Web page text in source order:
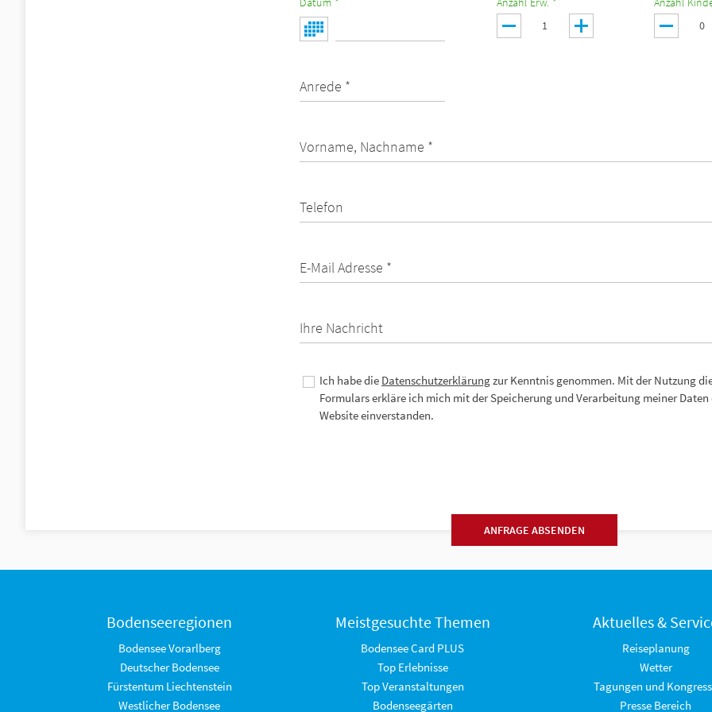
Anrede *
Vorname, Nachname *
Telefon
E-Mail Adresse *
Ihre Nachricht
Ich habe die Datenschutzerklärungzur Kenntnis genommen. Mit der Nutzung
Formulars erkläre ich mich mit der Speicherung und Verarbeitung meiner Daten
Website einverstanden.
ANFRAGE ABSENDEN
Bodenseeregionen
Bodensee Vorarlberg
Deutscher Bodensee
Fürstentum Liechtenstein
Westlicher Bodensee
Meistgesuchte Themen
Bodensee Card PLUS
Top Erlebnisse
Top Veranstaltungen
Bodenseegärten
Aktuelles &
Reiseplanung
Wetter
Tagungen und
Presse Bereich